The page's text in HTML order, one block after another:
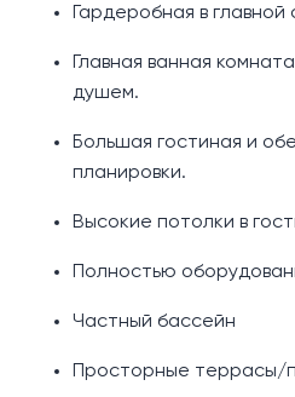
Гардеробная в главной
Главная ванная
душем.
Большая гостиная и
планировки.
Высокие потолки в
Полностью
Частный бассейн
Просторные террасы/